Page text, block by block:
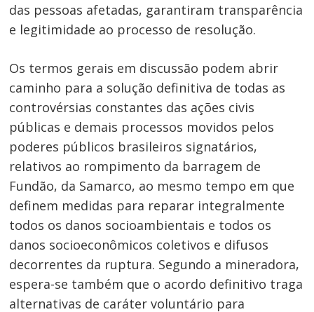
das pessoas afetadas, garantiram transparência
e legitimidade ao processo de resolução.
Os termos gerais em discussão podem abrir
caminho para a solução definitiva de todas as
controvérsias constantes das ações civis
públicas e demais processos movidos pelos
poderes públicos brasileiros signatários,
relativos ao rompimento da barragem de
Fundão, da Samarco, ao mesmo tempo em que
definem medidas para reparar integralmente
todos os danos socioambientais e todos os
danos socioeconômicos coletivos e difusos
decorrentes da ruptura. Segundo a mineradora,
espera-se também que o acordo definitivo traga
alternativas de caráter voluntário para
Navegação
de
Post